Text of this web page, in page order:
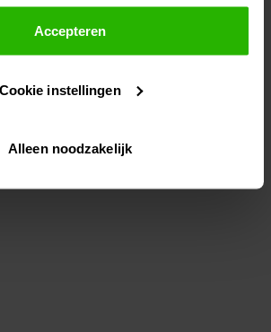
klikt, dan geef je Voordeeluitjes.nl
voor social media en
advertenties te plaatsen.
in onsprivacybeleid
kun je ook zelf instellen welke
Accepteren
Cookie instellingen
Alleen noodzakelijk